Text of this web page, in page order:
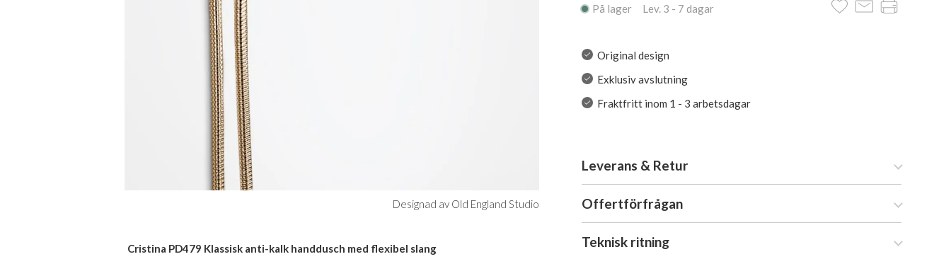
Designad av Old England Studio
Cristina PD479 Klassisk anti-kalk handdusch med flexibel slang
På lager Lev. 3 - 7 dagar
Original design
Exklusiv avslutning
Fraktfritt inom 1 - 3 arbetsdagar
Leverans & Retur
Offertförfrågan
Teknisk ritning